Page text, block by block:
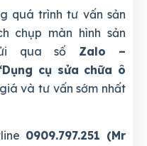
quá trình tư vấn sản
chụp màn hình sản
qua số Zalo –
cụ sửa chữa ô
và tư vấn sớm nhất
0909.797.251 (Mr